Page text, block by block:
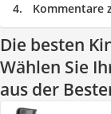
Kommentare
Die besten
Wählen Sie
aus der